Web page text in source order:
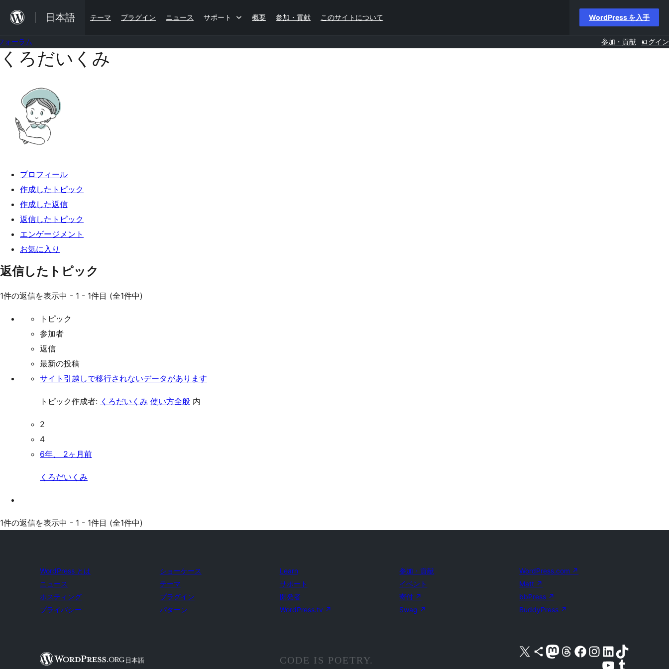
を
日本語 テーマ プラグイン ニュース サポート 概要 参加・貢献 このサイトについて WordPress を入手
ォーラム 参加・貢献 ログイン
コくろだいくみ
プロフィール
作成したトピック
作成した返信
返信したトピック
エンゲージメント
お気に入り
返信したトピック
1件の返信を表示中 - 1 - 1件目 (全1件中)
トピック
参加者
返信
最新の投稿
サイト引越しで移行されないデータがあります
トピック作成者: くろだいくみ 使い方全般 内
2
4
6年、 2ヶ月前
くろだいくみ
1件の返信を表示中 - 1 - 1件目 (全1件中)
WordPress とは
ニュース
ホスティング
プライバシー
ショーケース
テーマ
プラグイン
パターン
Learn
サポート
開発者
WordPress.tv ↗
参加・貢献
イベント
寄付 ↗
Swag ↗
WordPress.com ↗
Matt ↗
bbPress ↗
BuddyPress ↗
日本語
X (旧 Twitter) アカウントへ Bluesky アカウントへ Mastodon アカウントへ Threads アカウントへ Facebook ページへ Instagram アカウントへ LinkedIn アカウントへTikTok アカウントへ
YouTube チャンネルへ Tumblr アカウントへ
CODE IS POETRY.